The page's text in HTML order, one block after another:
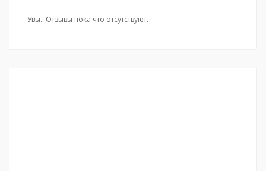
Увы.. Отзывы пока что отсутствуют.